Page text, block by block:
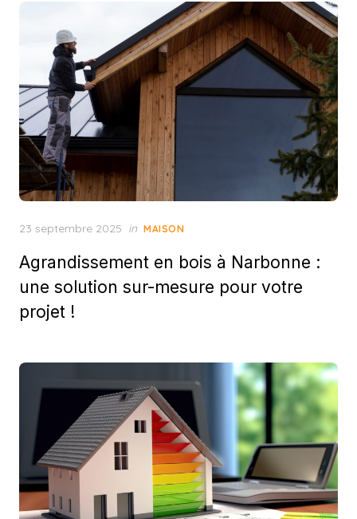
Posted
23 septembre 2025 in MAISON
Agrandissement en bois à Narbonne :
une solution sur-mesure pour votre
projet !